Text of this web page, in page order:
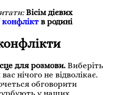
Вісім дієвих
конфлікт в родині
для розмови. Виберіть
нічого не відволікає.
обговорити